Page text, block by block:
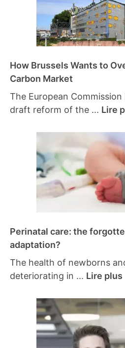
How Brussels Wants to
Carbon Market
The European
draft reform of the ... Lire
Perinatal care: the
adaptation?
The health of newborns
deteriorating in ... Lire plus